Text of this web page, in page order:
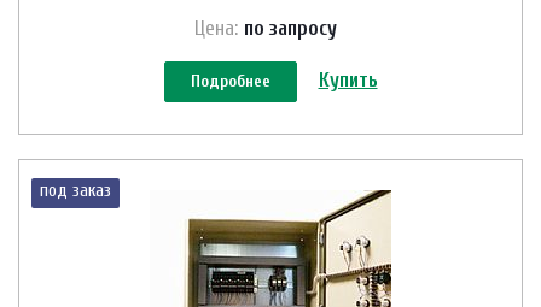
Цена: по запросу
Подробнее Купить
под заказ